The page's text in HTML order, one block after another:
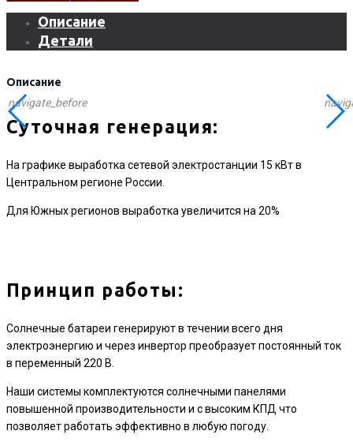
Описание
Детали
Описание
Суточная генерация:
На графике выработка сетевой электростанции 15 кВт в
Центральном регионе России.
Для Южных регионов выработка увеличится на 20%
Принцип работы:
Солнечные батареи генерируют в течении всего дня
электроэнергию и через инвертор преобразует постоянный ток
в переменный 220 В.
Наши системы комплектуются солнечными панелями
повышенной производительности и с высоким КПД что
позволяет работать эффективно в любую погоду.
navigate_before